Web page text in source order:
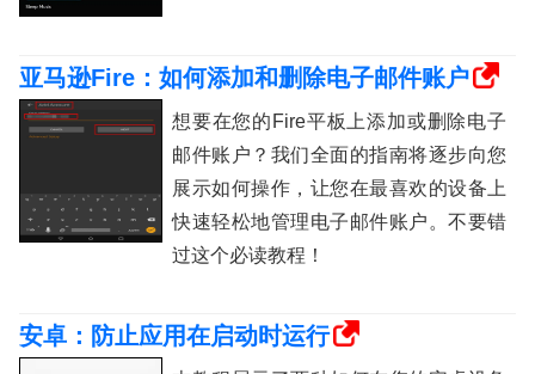
亚马逊Fire：如何添加和删除电子邮件账户
想要在您的Fire平板上添加或删除电子
邮件账户？我们全面的指南将逐步向您
展示如何操作，让您在最喜欢的设备上
快速轻松地管理电子邮件账户。不要错
过这个必读教程！
安卓：防止应用在启动时运行